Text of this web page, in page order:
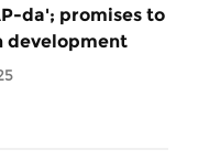
da'; promises to
development